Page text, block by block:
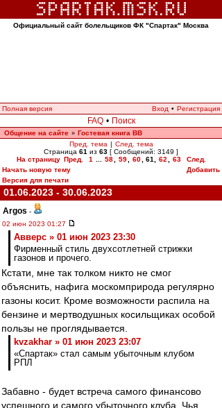
Официальный сайт болельщиков ФК "Спартак" Москва
Полная версия Вход • Регистрация
FAQ • Поиск
Общение на сайте » Гостевая книга ВВ
Пред. тема | След. тема
Страница 61 из 63 [ Сообщений: 3149 ]
На страницу Пред. 1 58 59 60 61 62 63
След.
Начать новую тему
Добавить
Версия для печати
01.06.2023 - 30.06.2023
Argos -
02 июн 2023 01:27
Авверс » 01 июн 2023 23:30
Фирменный стиль двухсотлетней стрижки
газонов и прочего.
Кстати, мне так толком никто не смог
объяснить, нафига москомприрода регулярно
газоны косит. Кроме возможности распила на
бензине и мертводушных косильщиках особой
пользы не проглядывается.
kvzakhar » 01 июн 2023 23:07
«Спартак» стал самым убыточным клубом
РПЛ
Забавно - будет встреча самого финансово
успешного и самого убыточного клуба. Чья